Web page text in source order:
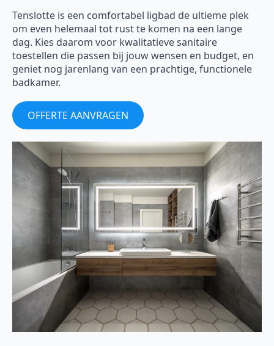
Tenslotte is een comfortabel ligbad de ultieme plek
om even helemaal tot rust te komen na een lange
dag. Kies daarom voor kwalitatieve sanitaire
toestellen die passen bij jouw wensen en budget, en
geniet nog jarenlang van een prachtige, functionele
badkamer.
OFFERTE AANVRAGEN